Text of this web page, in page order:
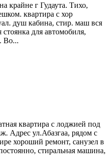
крайне г Гудаута. Тихо,
квартира с хор
душ кабина, стир. маш вся
для автомобиля,
Во...
квартира с лоджией под
Адрес ул.Абазгаа, рядом с
хороший ремонт, санузел в
стиральная машина,